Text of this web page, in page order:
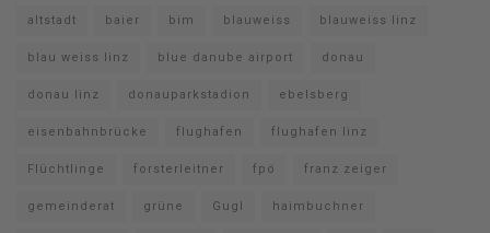
altstadt baier bim blauweiss blauweiss linz
blau weiss linz blue danube airport donau
donau linz donauparkstadion ebelsberg
eisenbahnbrücke flughafen flughafen linz
Flüchtlinge forsterleitner fpö franz zeiger
gemeinderat grüne Gugl haimbuchner